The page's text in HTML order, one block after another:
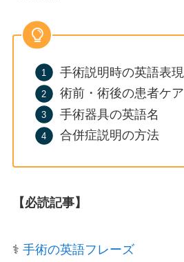
手術説明時の英語表現
術前・術後の患者ケア
手術器具の英語名
合併症説明の方法
【必読記事】
⚕️ 手術の英語フレーズ